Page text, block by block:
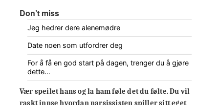
Don’t miss
Jeg hedrer dere alenemødre
Date noen som utfordrer deg
For å få en god start på dagen, trenger du å gjøre
dette…
Vær speilet hans og la ham føle det du følte. Du vil
raskt innse hvordan narsissisten spiller sitt eget